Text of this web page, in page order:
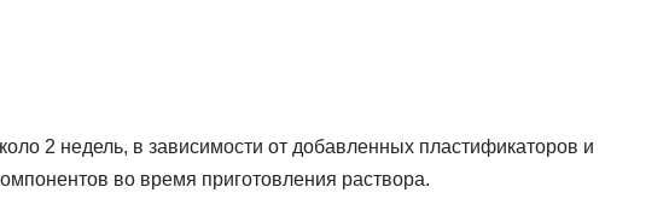
2 недель, в зависимости от добавленных пластификаторов и
во время приготовления раствора.